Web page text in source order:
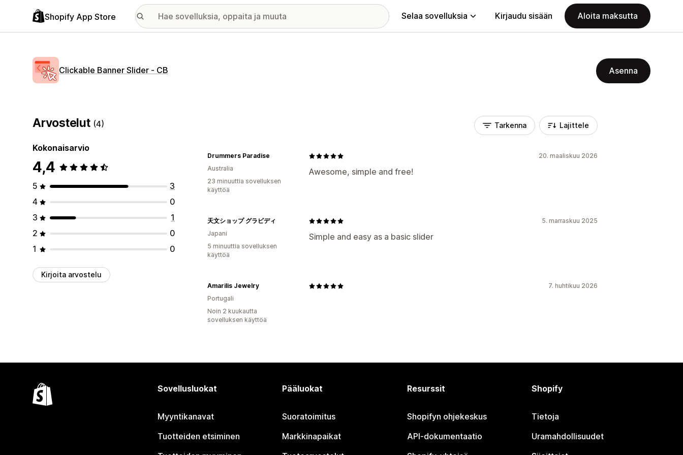
Shopify App Store Selaa sovelluksia Kirjaudu sisään Aloita maksutta
Clickable Banner Slider ‑ CB Asenna
Arvostelut (4)
Kokonaisarvio
4,4
5
3
4
0
3
1
2
0
1
0
Kirjoita arvostelu
Tarkenna Lajittele
20. maaliskuu 2026
Awesome, simple and free!
Drummers Paradise
Australia
23 minuuttia sovelluksen
käyttöä
5. marraskuu 2025
Simple and easy as a basic slider
天文ショップ グラビディ
Japani
5 minuuttia sovelluksen
käyttöä
7. huhtikuu 2026
Amarilis Jewelry
Portugali
Noin 2 kuukautta
sovelluksen käyttöä
Sovellusluokat
Myyntikanavat
Tuotteiden etsiminen
Pääluokat
Suoratoimitus
Markkinapaikat
Resurssit
Shopifyn ohjekeskus
API-dokumentaatio
Shopify
Tietoja
Uramahdollisuudet